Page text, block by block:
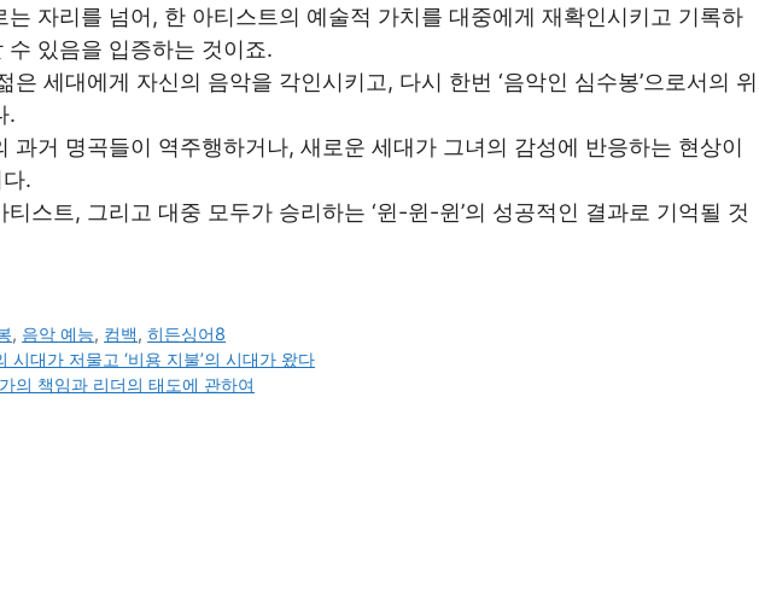
자리를 넘어, 한 아티스트의 예술적 가치를 대중에게 재확인시키고 기록하
있음을 입증하는 것이죠.
세대에게 자신의 음악을 각인시키고, 다시 한번 ‘음악인 심수봉’으로서의 위
.
과거 명곡들이 역주행하거나, 새로운 세대가 그녀의 감성에 반응하는 현상이
.
스트, 그리고 대중 모두가 승리하는 ‘윈-윈-윈’의 성공적인 결과로 기억될 것
, 음악 예능, 컴백,히든싱어8
시대가 저물고 ‘비용 지불’의 시대가 왔다
의 책임과 리더의 태도에 관하여